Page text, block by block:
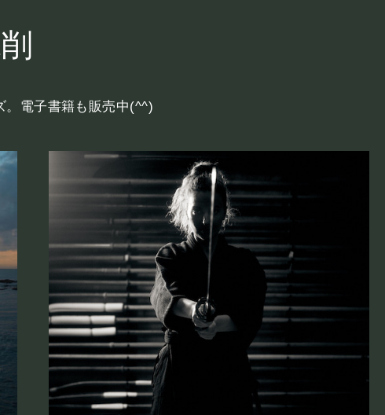
。電子書籍も販売中(^^)